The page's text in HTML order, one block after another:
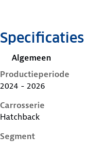
Specificaties
Algemeen
Productieperiode
2024 - 2026
Carrosserie
Hatchback
Segment